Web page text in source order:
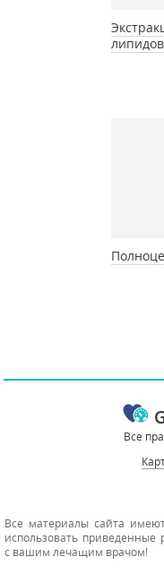
липидов
Все
Все материалы сайта
использовать приведенные
с вашим лечащим врачом!